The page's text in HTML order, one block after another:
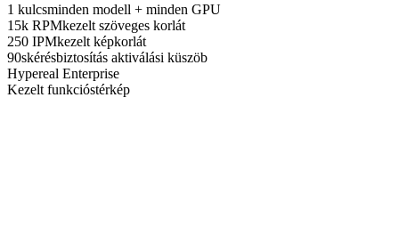
1 kulcsminden modell + minden GPU
15k RPMkezelt szöveges korlát
250 IPMkezelt képkorlát
90skérésbiztosítás aktiválási küszöb
Hypereal Enterprise
Kezelt funkcióstérkép